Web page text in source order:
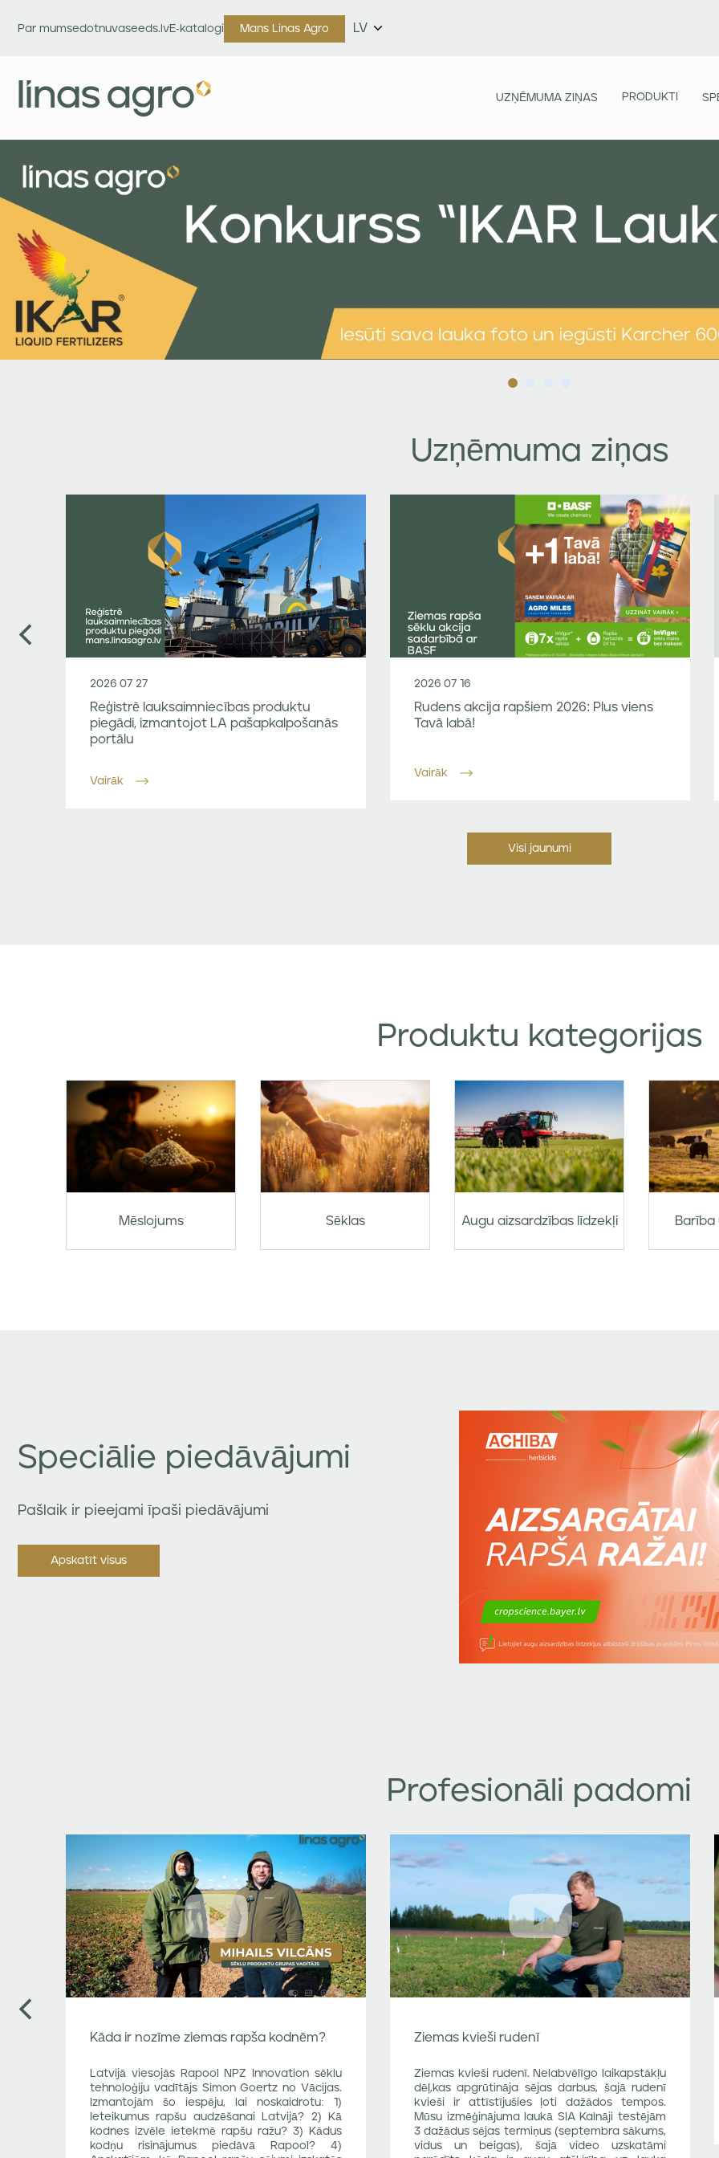
Par mumsedotnuvaseeds.lvE-katalogi Mans Linas Agro LV
UZŅĒMUMA ZIŅAS PRODUKTI
Uzņēmuma ziņas
2026 07 27
Reģistrē lauksaimniecības produktu
piegādi, izmantojot LA pašapkalpošanās
portālu
Vairāk
2026 07 16
Rudens akcija rapšiem 2026: Plus viens
Tavā labā!
Vairāk
Visi jaunumi
Produktu kategorijas
Mēslojums Sēklas Augu aizsardzības līdzekļi Barība
Speciālie piedāvājumi
Pašlaik ir pieejami īpaši piedāvājumi
Apskatīt visus
Profesionāli padomi
Kāda ir nozīme ziemas rapša kodnēm?
Latvijā viesojās Rapool NPZ Innovation sēklu
tehnoloģiju vadītājs Simon Goertz no Vācijas.
Izmantojām šo iespēju, lai noskaidrotu: 1)
Ieteikumus rapšu audzēšanai Latvijā? 2) Kā
kodnes izvēle ietekmē rapšu ražu? 3) Kādus
kodņu risinājumus piedāvā Rapool? 4)
Ziemas kvieši rudenī
Ziemas kvieši rudenī. Nelabvēlīgo laikapstākļu
dēļ,kas apgrūtināja sējas darbus, šajā rudenī
kvieši ir attīstījušies ļoti dažādos tempos.
Mūsu izmēģinājuma laukā SIA Kalnāji testējām
3 dažādus sējas termiņus (septembra sākums,
vidus un beigas), šajā video uzskatāmi